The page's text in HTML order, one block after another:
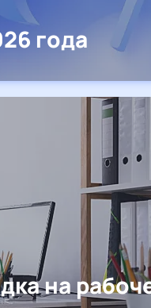
года
на